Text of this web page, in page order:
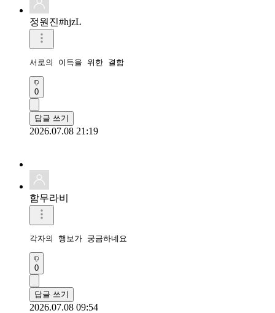
정원진#hjzL
서로의 이득을 위한 결합
0
답글 쓰기
2026.07.08 21:19
함무라비
각자의 행보가 궁금하네요
0
답글 쓰기
2026.07.08 09:54